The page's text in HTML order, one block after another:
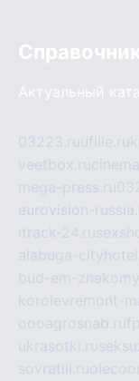
Актуальный
03223.ruufille.ru
veetbox.ru
mega-press.ru
eurovision-
itrack-24.ru
alabuga-
bud-em-
korolevremont-
oooagrosnab.ru
ukrasotki.ru
sovratili.ru